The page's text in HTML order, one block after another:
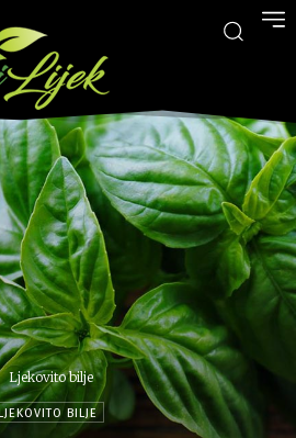
Ljekovito bilje
BILJE